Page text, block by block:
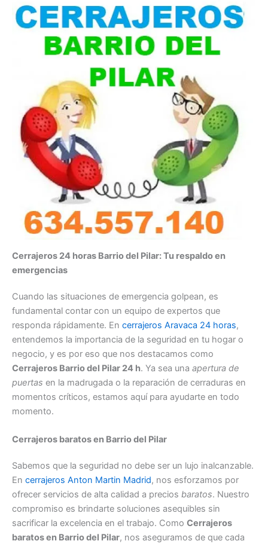
Cerrajeros 24 horas Barrio del Pilar: Tu respaldo en
emergencias
Cuando las situaciones de emergencia golpean, es
fundamental contar con un equipo de expertos que
responda rápidamente. En cerrajeros Aravaca 24 horas,
entendemos la importancia de la seguridad en tu hogar o
negocio, y es por eso que nos destacamos como
Cerrajeros Barrio del Pilar 24 h. Ya sea una apertura de
puertas en la madrugada o la reparación de cerraduras en
momentos críticos, estamos aquí para ayudarte en todo
momento.
Cerrajeros baratos en Barrio del Pilar
Sabemos que la seguridad no debe ser un lujo inalcanzable.
En cerrajeros Anton Martin Madrid, nos esforzamos por
ofrecer servicios de alta calidad a precios baratos. Nuestro
compromiso es brindarte soluciones asequibles sin
sacrificar la excelencia en el trabajo. Como Cerrajeros
baratos en Barrio del Pilar, nos aseguramos de que cada